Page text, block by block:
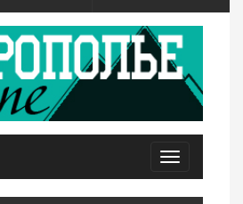
Toggle
navigation